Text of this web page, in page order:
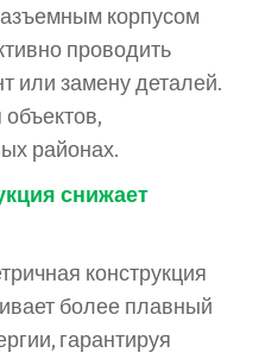
корпусом
проводить
или замену деталей.
районах.
снижает
конструкция
более плавный
гарантируя